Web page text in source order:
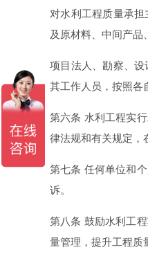
对水利工程质量承
及原材料、中间产品
项目法人、勘察、
其工作人员，按照各
第六条 水利工程实
律法规和有关规定，
第七条 任何单位和
诉。
第八条 鼓励水利工
量管理，提升工程质